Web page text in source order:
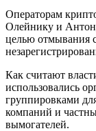
Операторам
Олейнику и
целью отмывания
Как считают
использовались
группировками
компаний и
вымогателей.